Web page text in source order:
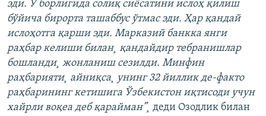
эди. У борлигида солиқ сиëсатини ислоҳ қилиш
бўйича бирорта ташаббус ўтмас эди. Ҳар қандай
ислоҳотга қарши эди. Марказий банкка янги
раҳбар келиши билан¸ қандайдир тебранишлар
бошланди¸ жонланиш сезилди. Минфин
раҳбарияти¸ айниқса¸ унинг 32 йиллик де-факто
раҳбарининг кетишига Ўзбекистон иқтисоди учун
хайрли воқеа деб қарайман”¸ деди Озодлик билан